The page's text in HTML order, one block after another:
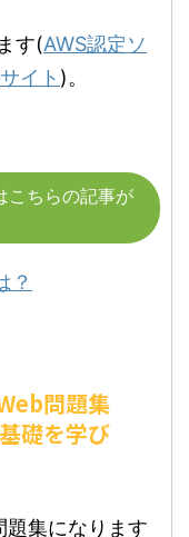
す(AWS認定ソ
イト )。
こちらの記事が
？
問題集
礎を学び
題集になります